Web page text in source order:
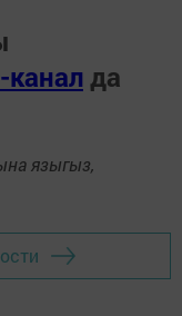
канал да
языгыз,